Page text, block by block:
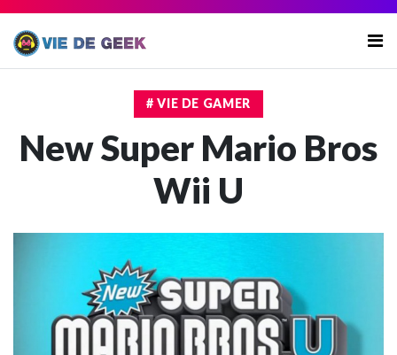
# VIE DE GAMER
New Super Mario Bros
Wii U